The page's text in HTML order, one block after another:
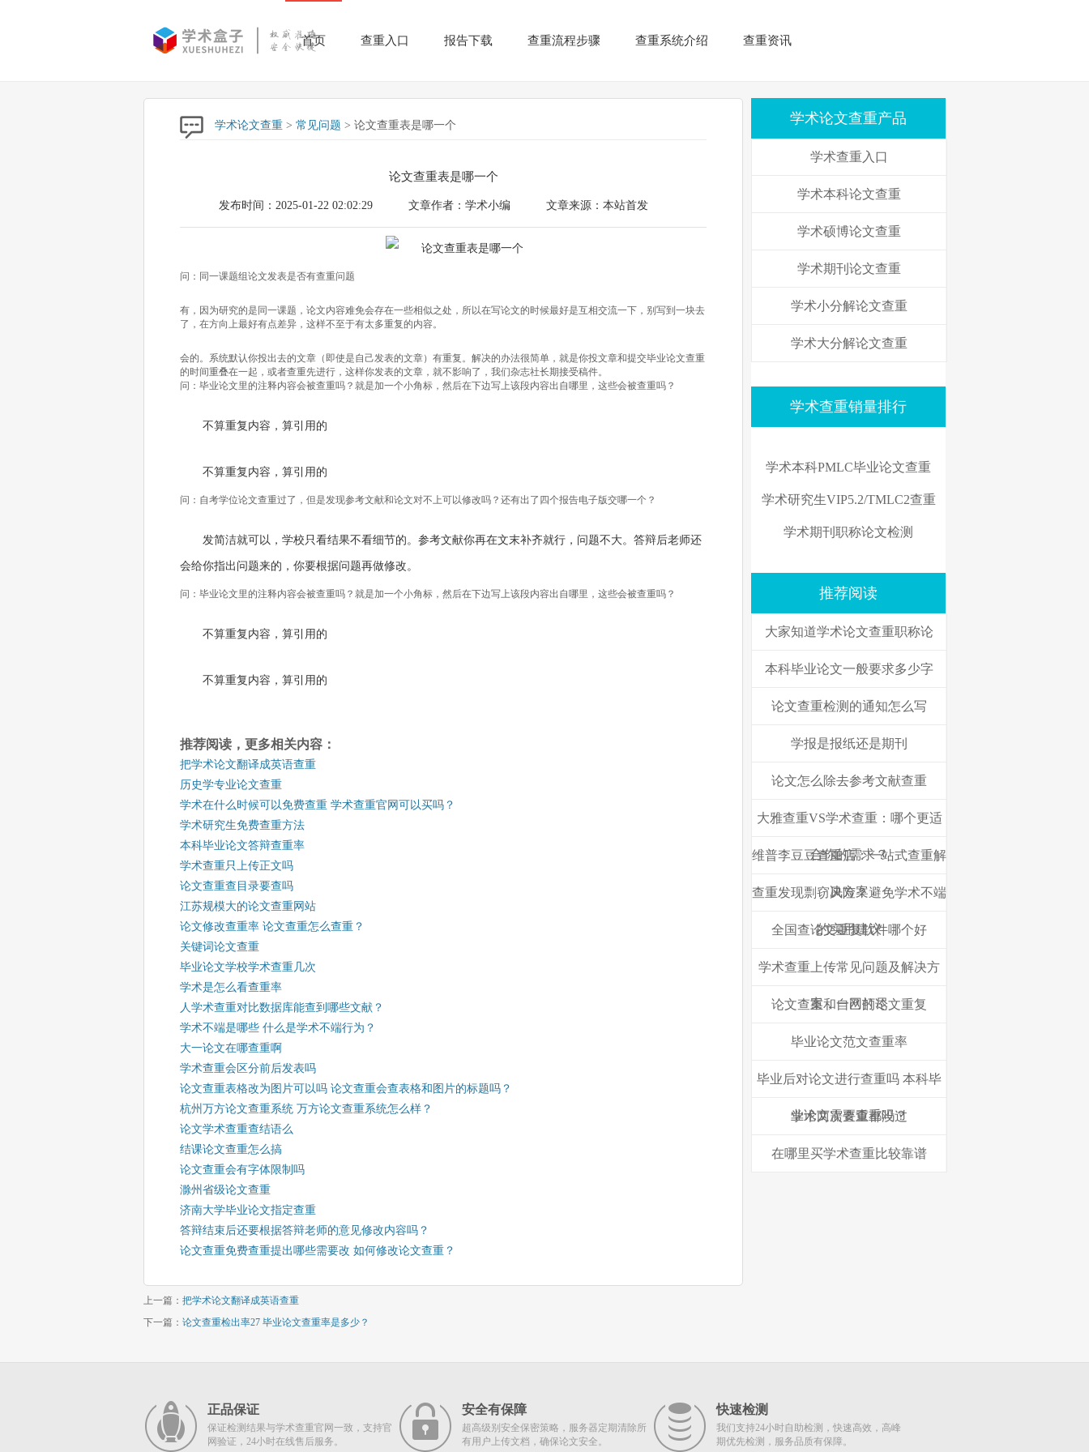
首页 查重入口 报告下载 查重流程步骤 查重系统介绍 查重资讯
学术论文查重 > 常见问题 > 论文查重表是哪一个
论文查重表是哪一个
发布时间：2025-01-22 02:02:29 文章作者：学术小编 文章来源：本站首发
问：同一课题组论文发表是否有查重问题
有，因为研究的是同一课题，论文内容难免会存在一些相似之处，所以在写论文的时候最好是互相交流一下，别写到一块去
了，在方向上最好有点差异，这样不至于有太多重复的内容。
会的。系统默认你投出去的文章（即使是自己发表的文章）有重复。解决的办法很简单，就是你投文章和提交毕业论文查重
的时间重叠在一起，或者查重先进行，这样你发表的文章，就不影响了，我们杂志社长期接受稿件。
问：毕业论文里的注释内容会被查重吗？就是加一个小角标，然后在下边写上该段内容出自哪里，这些会被查重吗？
不算重复内容，算引用的
不算重复内容，算引用的
问：自考学位论文查重过了，但是发现参考文献和论文对不上可以修改吗？还有出了四个报告电子版交哪一个？
发简洁就可以，学校只看结果不看细节的。参考文献你再在文末补齐就行，问题不大。答辩后老师还
会给你指出问题来的，你要根据问题再做修改。
问：毕业论文里的注释内容会被查重吗？就是加一个小角标，然后在下边写上该段内容出自哪里，这些会被查重吗？
不算重复内容，算引用的
不算重复内容，算引用的
推荐阅读，更多相关内容：
把学术论文翻译成英语查重
历史学专业论文查重
学术在什么时候可以免费查重 学术查重官网可以买吗？
学术研究生免费查重方法
本科毕业论文答辩查重率
学术查重只上传正文吗
论文查重查目录要查吗
江苏规模大的论文查重网站
论文修改查重率 论文查重怎么查重？
关键词论文查重
毕业论文学校学术查重几次
学术是怎么看查重率
人学术查重对比数据库能查到哪些文献？
学术不端是哪些 什么是学术不端行为？
大一论文在哪查重啊
学术查重会区分前后发表吗
论文查重表格改为图片可以吗 论文查重会查表格和图片的标题吗？
杭州万方论文查重系统 万方论文查重系统怎么样？
论文学术查重查结语么
结课论文查重怎么搞
论文查重会有字体限制吗
滁州省级论文查重
济南大学毕业论文指定查重
答辩结束后还要根据答辩老师的意见修改内容吗？
论文查重免费查重提出哪些需要改 如何修改论文查重？
上一篇： 把学术论文翻译成英语查重
下一篇： 论文查重检出率27 毕业论文查重率是多少？
学术论文查重产品
学术查重入口
学术本科论文查重
学术硕博论文查重
学术期刊论文查重
学术小分解论文查重
学术大分解论文查重
学术查重销量排行
学术本科PMLC毕业论文查重
学术研究生VIP5.2/TMLC2查重
学术期刊职称论文检测
推荐阅读
大家知道学术论文查重职称论
本科毕业论文一般要求多少字
论文查重检测的通知怎么写
学报是报纸还是期刊
论文怎么除去参考文献查重
大雅查重VS学术查重：哪个更适
合你的需求？
维普李豆豆查重店：一站式查重解
决方案
查重发现剽窃风险？避免学术不端
的实用建议
全国查论文重复软件哪个好
学术查重上传常见问题及解决方
案，一网打尽
论文查重和自己的论文重复
毕业论文范文查重率
毕业后对论文进行查重吗 本科毕
业论文需要查重吗？
学术两次查重都没过
在哪里买学术查重比较靠谱
正品保证
保证检测结果与学术查重官网一致，支持官
网验证，24小时在线售后服务。
安全有保障
超高级别安全保密策略，服务器定期清除所
有用户上传文档，确保论文安全。
快速检测
我们支持24小时自助检测，快速高效，高峰
期优先检测，服务品质有保障。